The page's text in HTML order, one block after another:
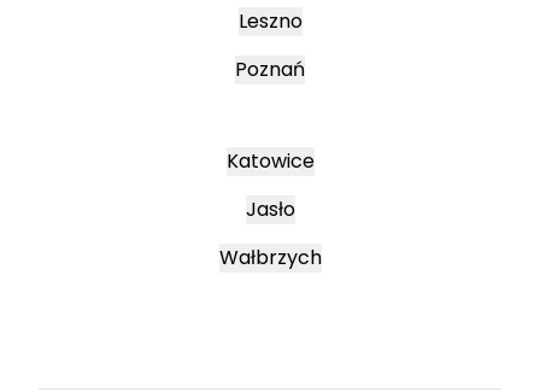
Leszno
Poznań
Katowice
Jasło
Wałbrzych